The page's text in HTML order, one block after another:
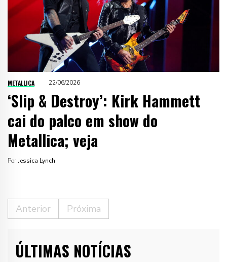
METALLICA 22/06/2026
‘Slip & Destroy’: Kirk Hammett
cai do palco em show do
Metallica; veja
PorJessica Lynch
Anterior Próxima
ÚLTIMAS NOTÍCIAS